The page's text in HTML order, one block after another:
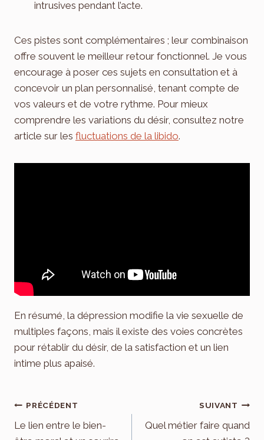
intrusives pendant l’acte.
Ces pistes sont complémentaires ; leur combinaison
offre souvent le meilleur retour fonctionnel. Je vous
encourage à poser ces sujets en consultation et à
concevoir un plan personnalisé, tenant compte de
vos valeurs et de votre rythme. Pour mieux
comprendre les variations du désir, consultez notre
article sur les fluctuations de la libido.
En résumé, la dépression modifie la vie sexuelle de
multiples façons, mais il existe des voies concrètes
pour rétablir du désir, de la satisfaction et un lien
intime plus apaisé.
Navigation
de
PRÉCÉDENT
Le lien entre le bien-
SUIVANT
Quel métier faire quand